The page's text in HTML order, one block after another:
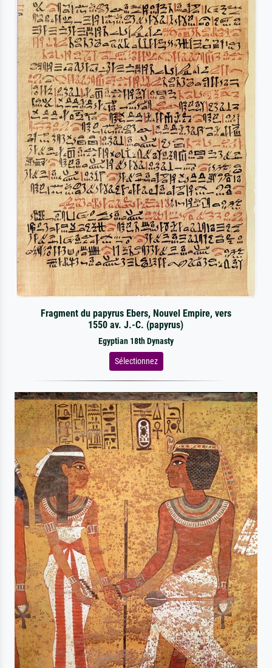
Fragment du papyrus Ebers, Nouvel Empire, vers
1550 av. J.-C. (papyrus)
Egyptian 18th Dynasty
Sélectionnez